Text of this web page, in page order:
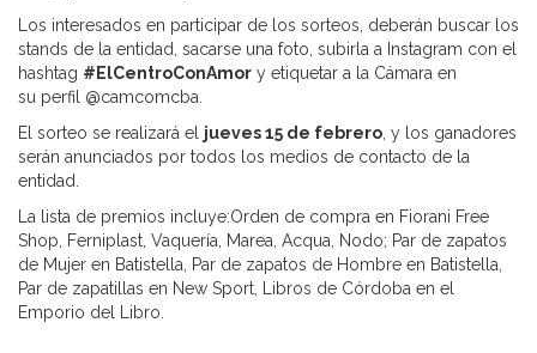
Los interesados en participar de los sorteos, deberán buscar los
stands de la entidad, sacarse una foto, subirla a Instagram con el
hashtag #ElCentroConAmor y etiquetar a la Cámara en
su perfil @camcomcba.
El sorteo se realizará el jueves 15 de febrero , y los ganadores
serán anunciados por todos los medios de contacto de la
entidad.
La lista de premios incluye:Orden de compra en Fiorani Free
Shop, Ferniplast, Vaquería, Marea, Acqua, Nodo; Par de zapatos
de Mujer en Batistella, Par de zapatos de Hombre en Batistella,
Par de zapatillas en New Sport, Libros de Córdoba en el
Emporio del Libro.